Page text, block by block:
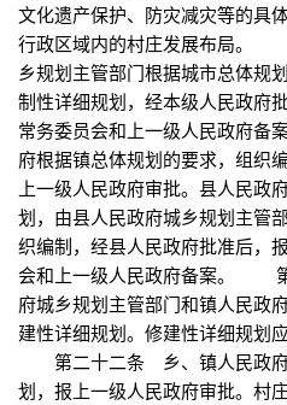
文化遗产保护、防灾减灾等的具
行政区域内的村庄发展布局
乡规划主管部门根据城市总体规
制性详细规划，经本级人民政府
常务委员会和上一级人民政
府根据镇总体规划的要求，组织
上一级人民政府审批。县人民政
划，由县人民政府城乡规划主管
织编制，经县人民政府批准后，
会和上一级人民政府备案。
府城乡规划主管部门和镇人民政
建性详细规划。修建性详细规划
第二十二条 乡、镇人民政府
划，报上一级人民政府审批。村